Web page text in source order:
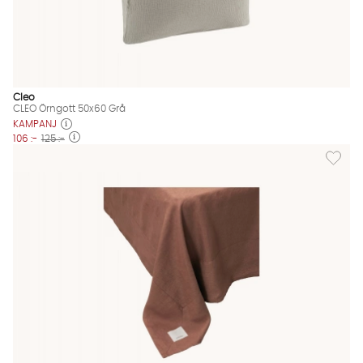
Cleo
CLEO Örngott 50x60 Grå
KAMPANJ
106 :- 125 :-
Lägg